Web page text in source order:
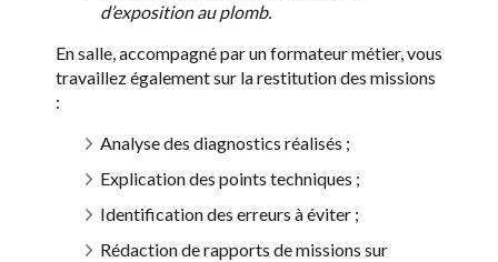
d’exposition au plomb.
En salle, accompagné par un formateur métier, vous
travaillez également sur la restitution des missions
:
Analyse des diagnostics réalisés ;
Explication des points techniques ;
Identification des erreurs à éviter ;
Rédaction de rapports de missions sur